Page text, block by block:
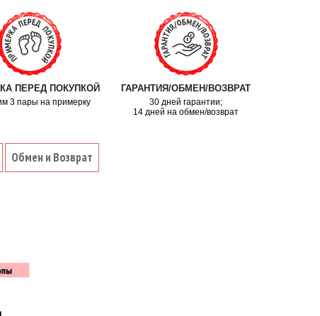
ПЕРЕД ПОКУПКОЙ
3 пары на примерку
ГАРАНТИЯ/ОБМЕН/ВОЗВРАТ
30 дней гарантии;
14 дней на обмен/возврат
Обмен и Возврат